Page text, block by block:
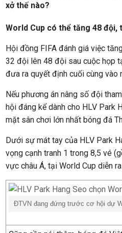
xở thế nào?
World Cup có thể tăng 48 đội,
Hội đồng FIFA đánh giá việc
32 đội lên 48 đội sau cuộc họp
đưa ra quyết định cuối cùng vào
Nếu phương án nâng số đội
hội đáng kể dành cho HLV Park
mặt sân chơi lớn nhất bóng đá
Dưới sự mát tay của HLV Park
vọng cạnh tranh 1 trong 8,5 vé
vực châu Á, tại World Cup diễn ra
ĐTVN đang đứng trước cơ hội dự